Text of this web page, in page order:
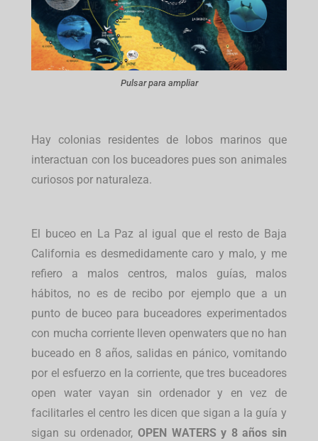
Pulsar para ampliar
Hay colonias residentes de lobos marinos que
interactuan con los buceadores pues son animales
curiosos por naturaleza.
El buceo en La Paz al igual que el resto de Baja
California es desmedidamente caro y malo, y me
refiero a malos centros, malos guías, malos
hábitos, no es de recibo por ejemplo que a un
punto de buceo para buceadores experimentados
con mucha corriente lleven openwaters que no han
buceado en 8 años, salidas en pánico, vomitando
por el esfuerzo en la corriente, que tres buceadores
open water vayan sin ordenador y en vez de
facilitarles el centro les dicen que sigan a la guía y
sigan su ordenador, OPEN WATERS y 8 años sin